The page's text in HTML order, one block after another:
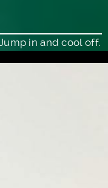
in and cool off.